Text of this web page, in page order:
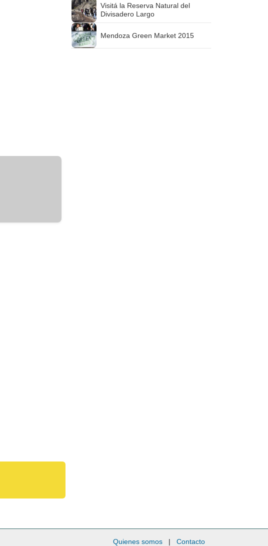
Visitá la Reserva Natural del
Divisadero Largo
Mendoza Green Market 2015
Quienes somos | Contacto